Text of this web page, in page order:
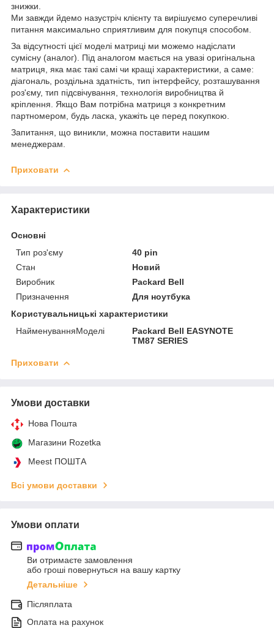
знижки.
Ми завжди йдемо назустріч клієнту та вирішуємо суперечливі
питання максимально сприятливим для покупця способом.
За відсутності цієї моделі матриці ми можемо надіслати
сумісну (аналог). Під аналогом мається на увазі оригінальна
матриця, яка має такі самі чи кращі характеристики, а саме:
діагональ, роздільна здатність, тип інтерфейсу, розташування
роз'єму, тип підсвічування, технологія виробництва й
кріплення. Якщо Вам потрібна матриця з конкретним
партномером, будь ласка, укажіть це перед покупкою.
Запитання, що виникли, можна поставити нашим
менеджерам.
Приховати
Характеристики
Основні
Тип роз'єму
40 pin
Стан
Новий
Виробник
Packard Bell
Призначення
Для ноутбука
Користувальницькі характеристики
НайменуванняМоделі
Packard Bell EASYNOTE
TM87 SERIES
Приховати
Умови доставки
Нова Пошта
Магазини Rozetka
Meest ПОШТА
Всі умови доставки
Умови оплати
Ви отримаєте замовлення
або гроші повернуться на вашу картку
Детальніше
Післяплата
Оплата на рахунок